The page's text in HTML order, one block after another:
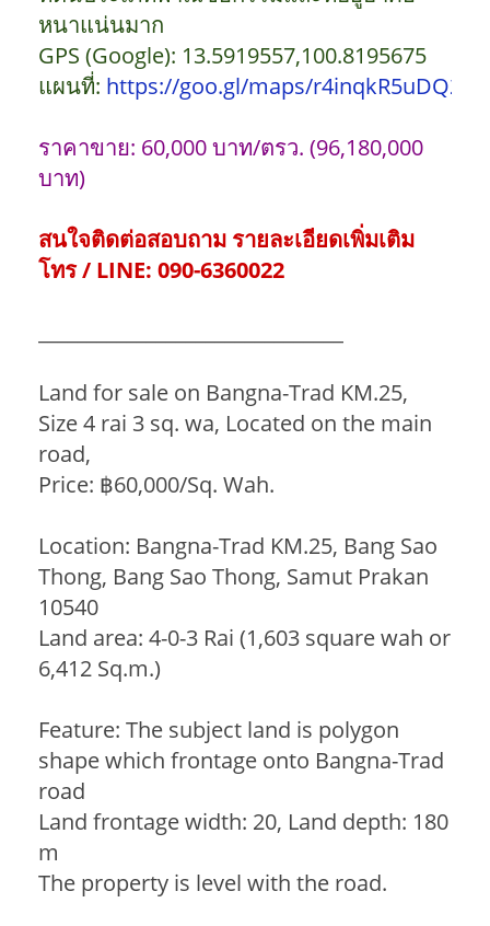
หนาแน่นมาก
GPS (Google): 13.5919557,100.8195675
แผนที่: https://goo.gl/maps/r4inqkR5uDQ2
ราคาขาย: 60,000 บาท/ตรว. (96,180,000
บาท)
สนใจติดต่อสอบถาม รายละเอียดเพิ่มเติม
โทร / LINE: 090-6360022
Land for sale on Bangna-Trad KM.25,
Size 4 rai 3 sq. wa, Located on the main
road,
Price: ฿60,000/Sq. Wah.
Location: Bangna-Trad KM.25, Bang Sao
Thong, Bang Sao Thong, Samut Prakan
10540
Land area: 4-0-3 Rai (1,603 square wah or
6,412 Sq.m.)
Feature: The subject land is polygon
shape which frontage onto Bangna-Trad
road
Land frontage width: 20, Land depth: 180
m
The property is level with the road.